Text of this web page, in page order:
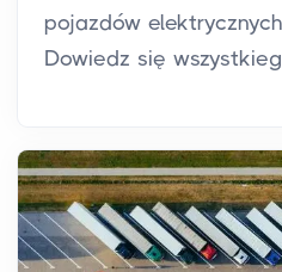
pojazdów
Dowiedz się